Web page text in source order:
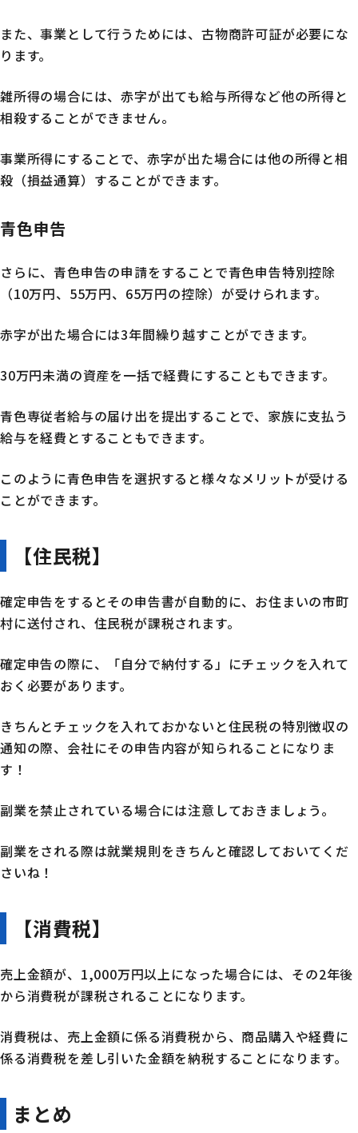
また、事業として行うためには、古物商許可証が必要にな
ります。
雑所得の場合には、赤字が出ても給与所得など他の所得と
相殺することができません。
事業所得にすることで、赤字が出た場合には他の所得と相
殺（損益通算）することができます。
青色申告
さらに、青色申告の申請をすることで青色申告特別控除
（10万円、55万円、65万円の控除）が受けられます。
赤字が出た場合には3年間繰り越すことができます。
30万円未満の資産を一括で経費にすることもできます。
青色専従者給与の届け出を提出することで、家族に支払う
給与を経費とすることもできます。
このように青色申告を選択すると様々なメリットが受ける
ことができます。
【住民税】
確定申告をするとその申告書が自動的に、お住まいの市町
村に送付され、住民税が課税されます。
確定申告の際に、「自分で納付する」にチェックを入れて
おく必要があります。
きちんとチェックを入れておかないと住民税の特別徴収の
通知の際、会社にその申告内容が知られることになりま
す！
副業を禁止されている場合には注意しておきましょう。
副業をされる際は就業規則をきちんと確認しておいてくだ
さいね！
【消費税】
売上金額が、1,000万円以上になった場合には、その2年後
から消費税が課税されることになります。
消費税は、売上金額に係る消費税から、商品購入や経費に
係る消費税を差し引いた金額を納税することになります。
まとめ